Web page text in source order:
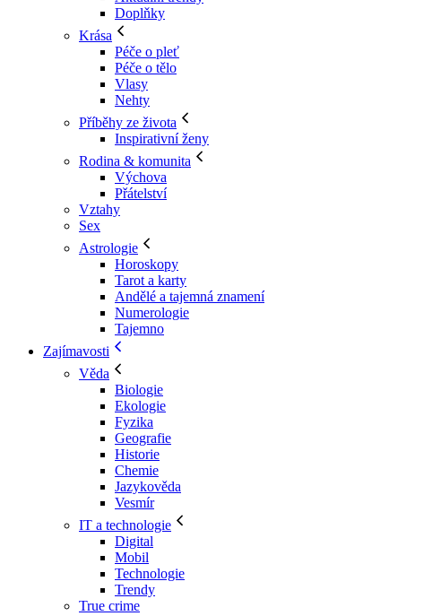
Doplňky
Krása
Péče o pleť
Péče o tělo
Vlasy
Nehty
Příběhy ze života
Inspirativní ženy
Rodina & komunita
Výchova
Přátelství
Vztahy
Sex
Astrologie
Horoskopy
Tarot a karty
Andělé a tajemná znamení
Numerologie
Tajemno
Zajímavosti
Věda
Biologie
Ekologie
Fyzika
Geografie
Historie
Chemie
Jazykověda
Vesmír
IT a technologie
Digital
Mobil
Technologie
Trendy
True crime